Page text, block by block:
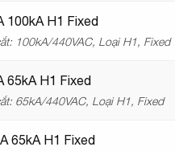
100kA H1 Fixed
100kA/440VAC, Loại H1, Fixed
65kA H1 Fixed
65kA/440VAC, Loại H1, Fixed
65kA H1 Fixed